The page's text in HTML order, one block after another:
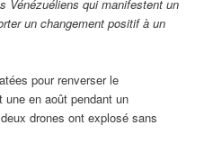
Vénézuéliens qui manifestent un
un changement positif à un
pour renverser le
une en août pendant un
drones ont explosé sans